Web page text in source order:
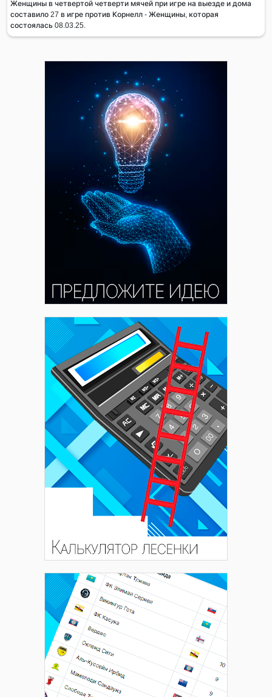
Женщины в четвертой четверти мячей при игре на выезде и дома
составило 27 в игре против Корнелл - Женщины, которая
состоялась 08.03.25.